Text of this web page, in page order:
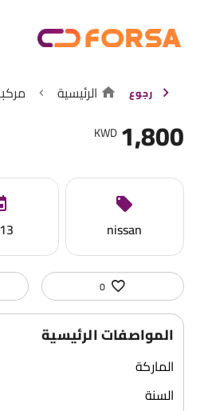
رجوع الرئيسية
1,800
KWD
nissan
0
المواصفات الرئيسية
الماركة
السنة